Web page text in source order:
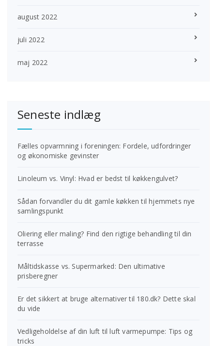
august 2022
juli 2022
maj 2022
Seneste indlæg
Fælles opvarmning i foreningen: Fordele, udfordringer
og økonomiske gevinster
Linoleum vs. Vinyl: Hvad er bedst til køkkengulvet?
Sådan forvandler du dit gamle køkken til hjemmets nye
samlingspunkt
Oliering eller maling? Find den rigtige behandling til din
terrasse
Måltidskasse vs. Supermarked: Den ultimative
prisberegner
Er det sikkert at bruge alternativer til 180.dk? Dette skal
du vide
Vedligeholdelse af din luft til luft varmepumpe: Tips og
tricks